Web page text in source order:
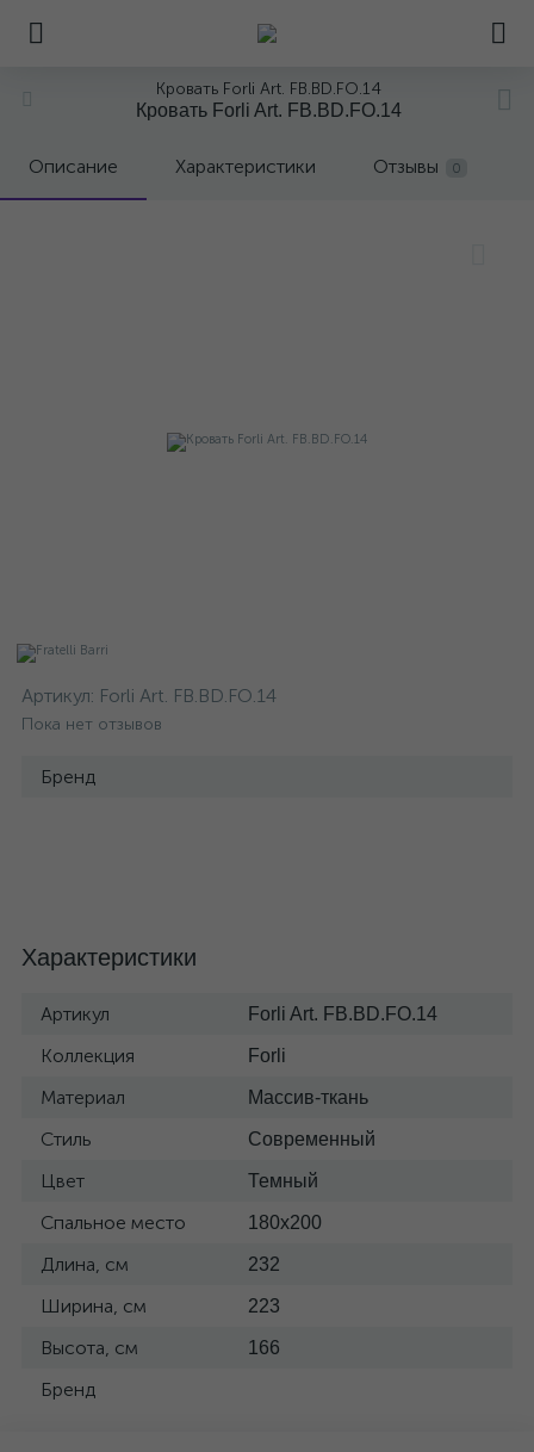
Кровать Forli Art. FB.BD.FO.14
Кровать Forli Art. FB.BD.FO.14
Описание Характеристики Отзывы 0
Артикул: Forli Art. FB.BD.FO.14
Пока нет отзывов
Бренд
Характеристики
Артикул Forli Art. FB.BD.FO.14
Коллекция Forli
Материал Массив-ткань
Стиль Современный
Цвет Темный
Спальное место 180x200
Длина, см 232
Ширина, см 223
Высота, см 166
Бренд